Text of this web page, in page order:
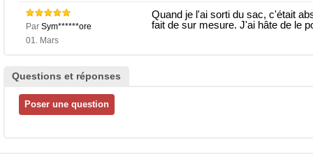
Par Sym******ore
01. Mars
Quand je l'ai sorti du sac, c'était
fait de sur mesure. J'ai hâte de le
Questions et réponses